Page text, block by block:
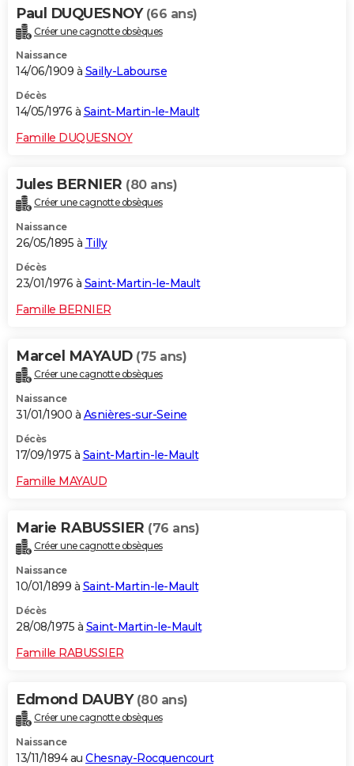
Paul DUQUESNOY (66 ans)
Créer une cagnotte obsèques
Naissance
14/06/1909 à Sailly-Labourse
Décès
14/05/1976 à Saint-Martin-le-Mault
Famille DUQUESNOY
Jules BERNIER (80 ans)
Créer une cagnotte obsèques
Naissance
26/05/1895 à Tilly
Décès
23/01/1976 à Saint-Martin-le-Mault
Famille BERNIER
Marcel MAYAUD (75 ans)
Créer une cagnotte obsèques
Naissance
31/01/1900 à Asnières-sur-Seine
Décès
17/09/1975 à Saint-Martin-le-Mault
Famille MAYAUD
Marie RABUSSIER (76 ans)
Créer une cagnotte obsèques
Naissance
10/01/1899 à Saint-Martin-le-Mault
Décès
28/08/1975 à Saint-Martin-le-Mault
Famille RABUSSIER
Edmond DAUBY (80 ans)
Créer une cagnotte obsèques
Naissance
13/11/1894 au Chesnay-Rocquencourt